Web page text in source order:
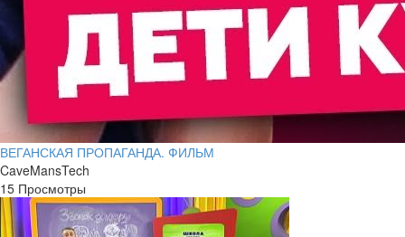
ВЕГАНСКАЯ ПРОПАГАНДА. ФИЛЬМ
CaveMansTech
15 Просмотры